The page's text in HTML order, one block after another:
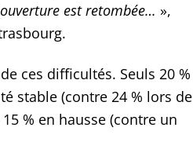
est retombée… »,
ces difficultés. Seuls 20 %
stable (contre 24 % lors de
15 % en hausse (contre un